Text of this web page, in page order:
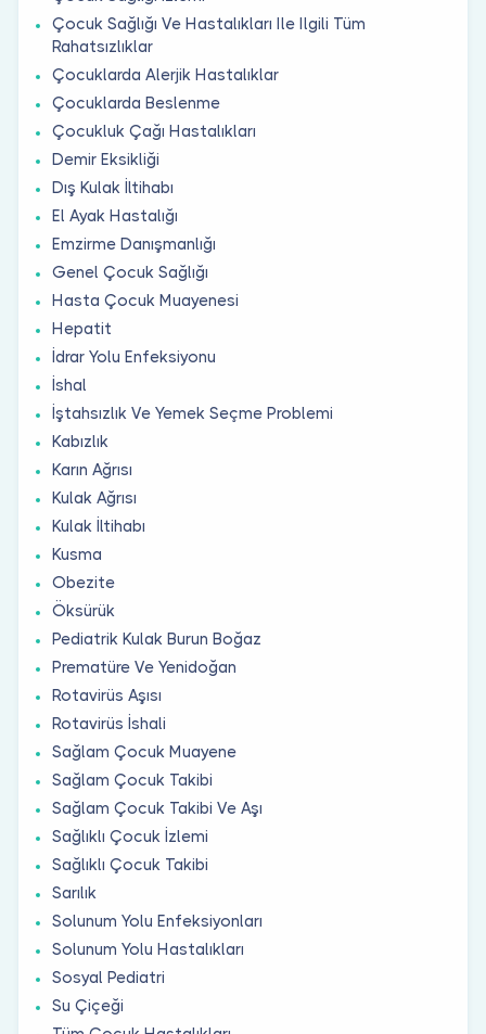
Çocuk Sağlığı Ve Hastalıkları Ile Ilgili Tüm
Rahatsızlıklar
Çocuklarda Alerjik Hastalıklar
Çocuklarda Beslenme
Çocukluk Çağı Hastalıkları
Demir Eksikliği
Dış Kulak İltihabı
El Ayak Hastalığı
Emzirme Danışmanlığı
Genel Çocuk Sağlığı
Hasta Çocuk Muayenesi
Hepatit
İdrar Yolu Enfeksiyonu
İshal
İştahsızlık Ve Yemek Seçme Problemi
Kabızlık
Karın Ağrısı
Kulak Ağrısı
Kulak İltihabı
Kusma
Obezite
Öksürük
Pediatrik Kulak Burun Boğaz
Prematüre Ve Yenidoğan
Rotavirüs Aşısı
Rotavirüs İshali
Sağlam Çocuk Muayene
Sağlam Çocuk Takibi
Sağlam Çocuk Takibi Ve Aşı
Sağlıklı Çocuk İzlemi
Sağlıklı Çocuk Takibi
Sarılık
Solunum Yolu Enfeksiyonları
Solunum Yolu Hastalıkları
Sosyal Pediatri
Su Çiçeği